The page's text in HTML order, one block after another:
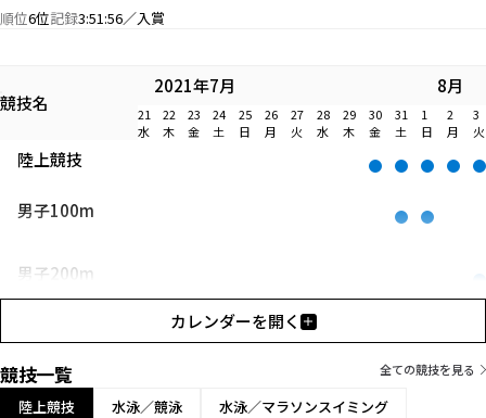
順位6位記録3:51:56／入賞
競技名
2021年7月 8月
21 22 23 24 25 26 27 28 29 30 31 1 2
3
水
木 金 土 日 月 火 水 木 金 土 日 月 火
陸上競技
男子100m
男子200m
男子800m
カレンダーを開く
競技一覧 全ての競技を見る
陸上競技 水泳／競泳
水泳／マラソンスイミング